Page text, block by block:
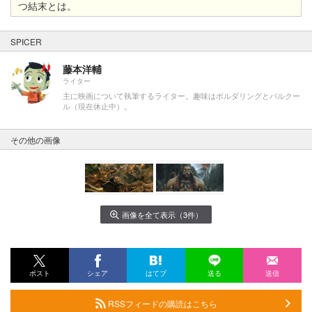
つ結末とは。
SPICER
藤本洋輔
ライター
主に映画について執筆するライター。趣味はボルダリングとパルクー
ル（現在休止中）。
その他の画像
画像を全て表示（3件）
ポスト シェア はてブ 送る 送信
RSSフィードの購読はこちら